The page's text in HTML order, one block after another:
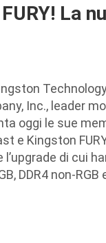
La
Inc., leader
oggi le sue
e Kingston
di cui
DDR4 non-RGB